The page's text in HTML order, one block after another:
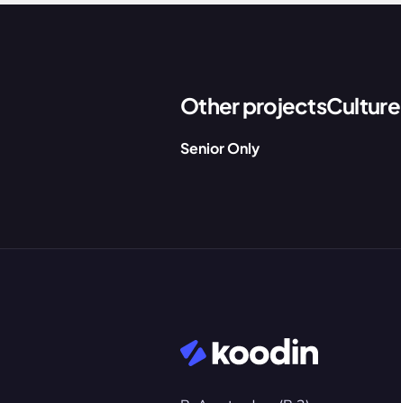
Other projectsCulture
Senior Only